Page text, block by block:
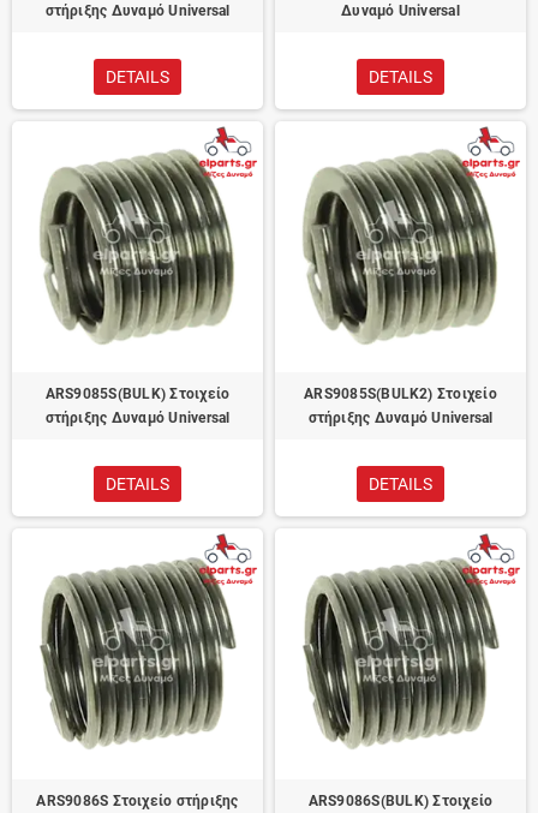
στήριξης Δυναμό Universal
DETAILS
Δυναμό Universal
DETAILS
ARS9085S(BULK) Στοιχείο
στήριξης Δυναμό Universal
DETAILS
ARS9085S(BULK2) Στοιχείο
στήριξης Δυναμό Universal
DETAILS
ARS9086S Στοιχείο στήριξης
ARS9086S(BULK) Στοιχείο